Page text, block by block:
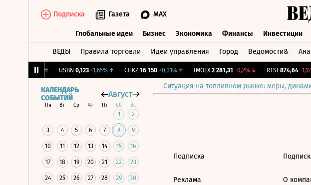
Подписка Газета MAX
Глобальные идеи Бизнес Экономика Финансы Инвестиции
ВЕДЫ Правила торговли Идеи управления Город Ведомости&
USBN 0,123 +1,65%↑ CHKZ 16 150 +0,31%↑ IMOEX 2 281,31 -0,2%↓ RTSI 874,64 -1,12%
Ситуация на топливном рынке: меры,
КАЛЕНДАРЬ
СОБЫТИЙ
Август
Пн Вт Ср Чт Пт Сб Вс
1 2
3 4 5 6 7 8 9
10 11 12 13 14 15 16
17 18 19 20 21 22 23
24 25 26 27 28 29 30
Подписка
Реклама О